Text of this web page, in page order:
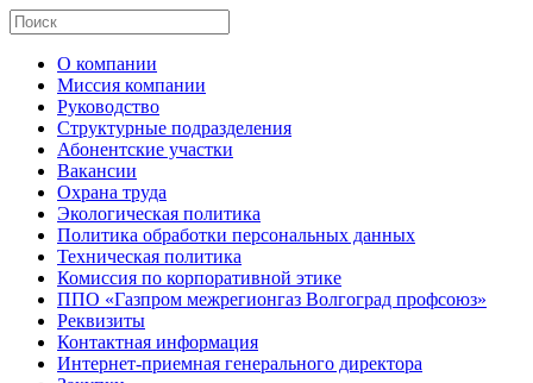
О компании
Миссия компании
Руководство
Структурные подразделения
Абонентские участки
Вакансии
Охрана труда
Экологическая политика
Политика обработки персональных данных
Техническая политика
Комиссия по корпоративной этике
ППО «Газпром межрегионгаз Волгоград профсоюз»
Реквизиты
Контактная информация
Интернет-приемная генерального директора